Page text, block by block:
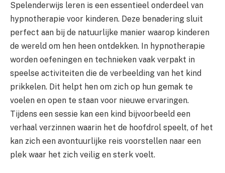
Spelenderwijs leren is een essentieel onderdeel van
hypnotherapie voor kinderen. Deze benadering sluit
perfect aan bij de natuurlijke manier waarop kinderen
de wereld om hen heen ontdekken. In hypnotherapie
worden oefeningen en technieken vaak verpakt in
speelse activiteiten die de verbeelding van het kind
prikkelen. Dit helpt hen om zich op hun gemak te
voelen en open te staan voor nieuwe ervaringen.
Tijdens een sessie kan een kind bijvoorbeeld een
verhaal verzinnen waarin het de hoofdrol speelt, of het
kan zich een avontuurlijke reis voorstellen naar een
plek waar het zich veilig en sterk voelt.